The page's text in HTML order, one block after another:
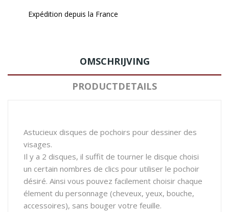
Expédition depuis la France
OMSCHRIJVING
PRODUCTDETAILS
Astucieux disques de pochoirs pour dessiner des
visages.
Il y a 2 disques, il suffit de tourner le disque choisi
un certain nombres de clics pour utiliser le pochoir
désiré. Ainsi vous pouvez facilement choisir chaque
élement du personnage (cheveux, yeux, bouche,
accessoires), sans bouger votre feuille.